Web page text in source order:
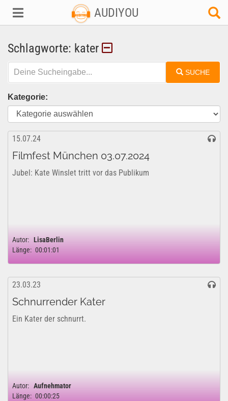
AUDIYOU
Schlagworte: kater
SUCHE
Kategorie:
15.07.24
Filmfest München 03.07.2024
Jubel: Kate Winslet tritt vor das Publikum
Autor: LisaBerlin
Länge: 00:01:01
23.03.23
Schnurrender Kater
Ein Kater der schnurrt.
Autor: Aufnehmator
Länge: 00:00:25